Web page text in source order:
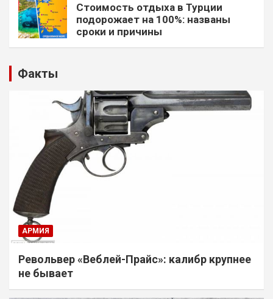
Стоимость отдыха в Турции
подорожает на 100%: названы
сроки и причины
Факты
АРМИЯ
Револьвер «Веблей-Прайс»: калибр крупнее
не бывает